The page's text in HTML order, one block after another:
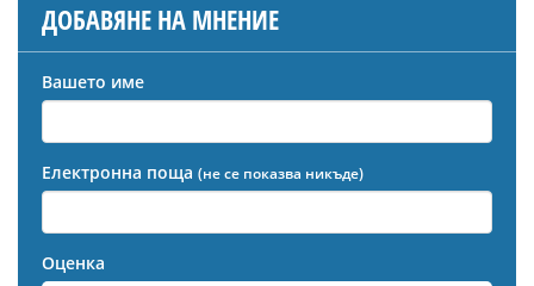
ДОБАВЯНЕ НА МНЕНИЕ
Вашето име
Електронна поща (не се показва никъде)
Оценка